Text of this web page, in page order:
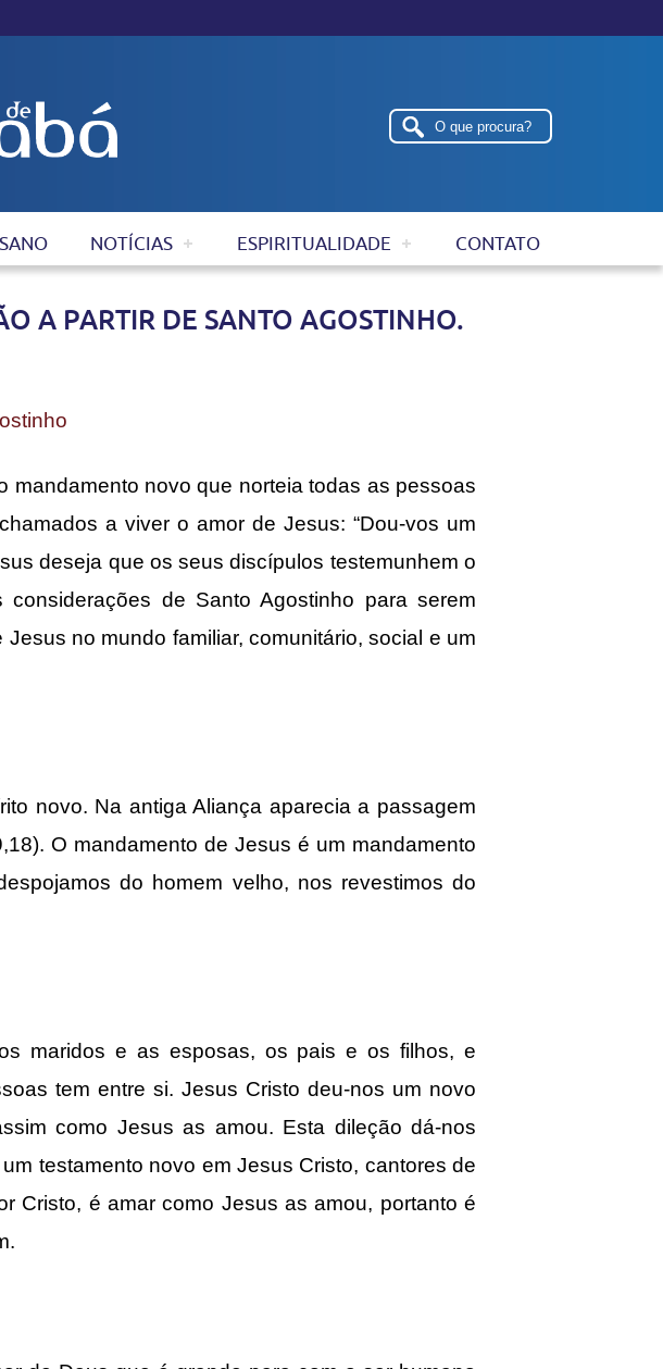
NOTÍCIAS ESPIRITUALIDADE CONTATO
A PARTIR DE SANTO AGOSTINHO.
mandamento novo que norteia todas as pessoas
a viver o amor de Jesus: “Dou-vos um
deseja que os seus discípulos testemunhem o
de Santo Agostinho para serem
no mundo familiar, comunitário, social e um
novo. Na antiga Aliança aparecia a passagem
O mandamento de Jesus é um mandamento
do homem velho, nos revestimos do
maridos e as esposas, os pais e os filhos, e
tem entre si. Jesus Cristo deu-nos um novo
como Jesus as amou. Esta dileção dá-nos
testamento novo em Jesus Cristo, cantores de
Cristo, é amar como Jesus as amou, portanto é